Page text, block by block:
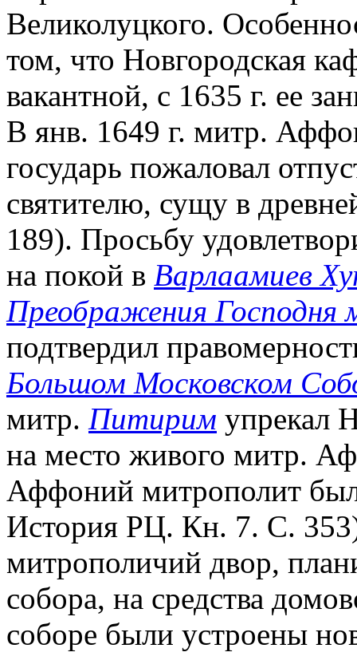
Великолуцкого.
том, что Новгородская
вакантной, с 1635 г. ее
В янв. 1649 г. митр.
государь пожаловал
святителю, сущу в
189). Просьбу
на покой в Варлаамиев
Преображения Господня
подтвердил
Большом Московском
митр. Питирим упрекал
на место живого митр.
Аффоний митрополит
История РЦ. Кн. 7. С.
митрополичий двор,
собора, на средства
соборе были устроены